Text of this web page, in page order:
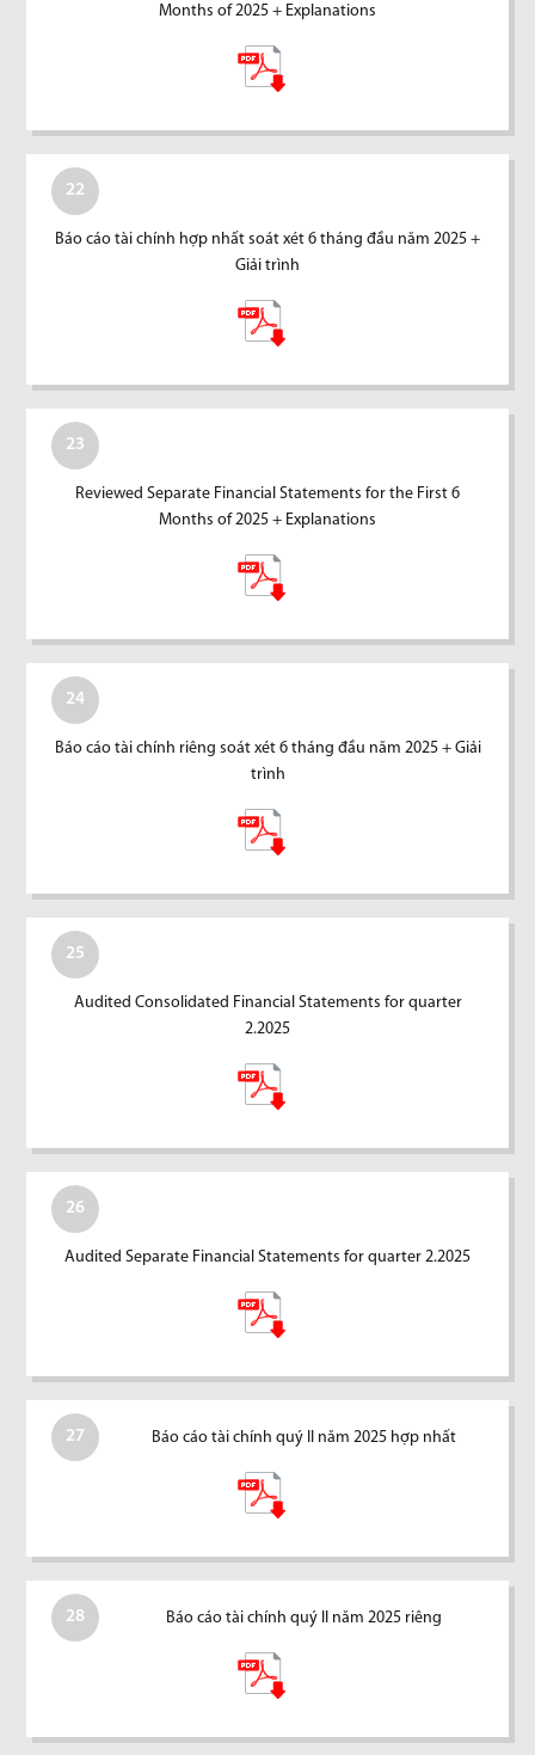
Months of 2025 + Explanations
22
Báo cáo tài chính hợp nhất soát xét 6 tháng đầu năm 2025 +
Giải trình
23
Reviewed Separate Financial Statements for the First 6
Months of 2025 + Explanations
24
Báo cáo tài chính riêng soát xét 6 tháng đầu năm 2025 + Giải
trình
25
Audited Consolidated Financial Statements for quarter
2.2025
26
Audited Separate Financial Statements for quarter 2.2025
27 Báo cáo tài chính quý II năm 2025 hợp nhất
28 Báo cáo tài chính quý II năm 2025 riêng